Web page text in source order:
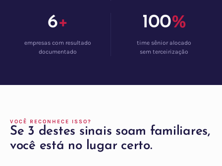
6+
empresas com resultado
documentado
100%
time sênior alocado
sem terceirização
VOCÊ RECONHECE ISSO?
Se 3 destes sinais soam familiares,
você está no lugar certo.